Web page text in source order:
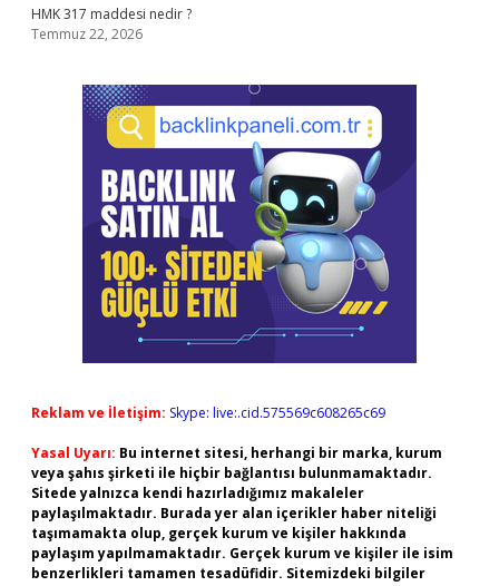
HMK 317 maddesi nedir ?
Temmuz 22, 2026
Reklam ve İletişim: Skype: live:.cid.575569c608265c69
Yasal Uyarı: Bu internet sitesi, herhangi bir marka, kurum
veya şahıs şirketi ile hiçbir bağlantısı bulunmamaktadır.
Sitede yalnızca kendi hazırladığımız makaleler
paylaşılmaktadır. Burada yer alan içerikler haber niteliği
taşımamakta olup, gerçek kurum ve kişiler hakkında
paylaşım yapılmamaktadır. Gerçek kurum ve kişiler ile isim
benzerlikleri tamamen tesadüfidir. Sitemizdeki bilgiler